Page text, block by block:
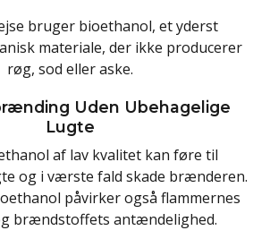
bruger bioethanol, et yderst
materiale, der ikke producerer
røg, sod eller aske.
Uden Ubehagelige
Lugte
af lav kvalitet kan føre til
og i værste fald skade brænderen.
påvirker også flammernes
brændstoffets antændelighed.